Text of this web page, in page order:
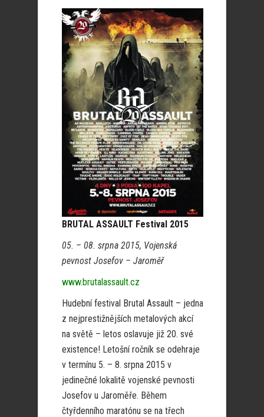
BRUTAL ASSAULT Festival 2015
05. – 08. srpna 2015, Vojenská
pevnost Josefov – Jaroměř
www.brutalassault.cz
Hudební festival Brutal Assault – jedna
z nejprestižnějších metalových akcí
na světě – letos oslavuje již 20. své
existence! Letošní ročník se odehraje
v termínu 5. – 8. srpna 2015 v
jedinečné lokalitě vojenské pevnosti
Josefov u Jaroměře. Během
čtyřdenního maratónu se na třech